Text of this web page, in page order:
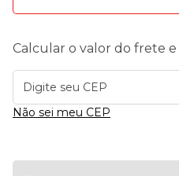
Calcular o valor do frete
Não sei meu CEP